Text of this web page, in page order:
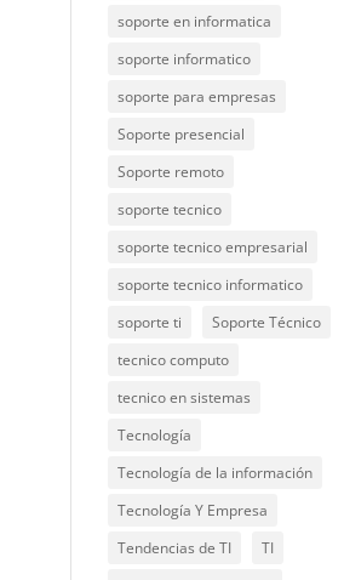
soporte en informatica
soporte informatico
soporte para empresas
Soporte presencial
Soporte remoto
soporte tecnico
soporte tecnico empresarial
soporte tecnico informatico
soporte ti
Soporte Técnico
tecnico computo
tecnico en sistemas
Tecnología
Tecnología de la información
Tecnología Y Empresa
Tendencias de TI
TI